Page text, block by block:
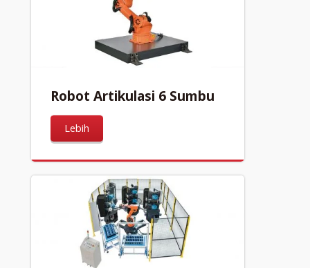
Robot Artikulasi 6 Sumbu
Lebih